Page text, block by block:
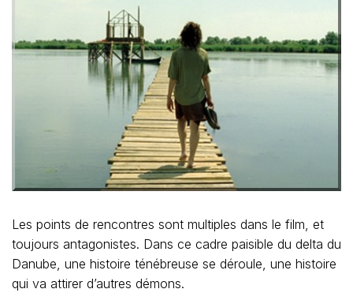
Les points de rencontres sont multiples dans le film, et
toujours antagonistes. Dans ce cadre paisible du delta du
Danube, une histoire ténébreuse se déroule, une histoire
qui va attirer d’autres démons.